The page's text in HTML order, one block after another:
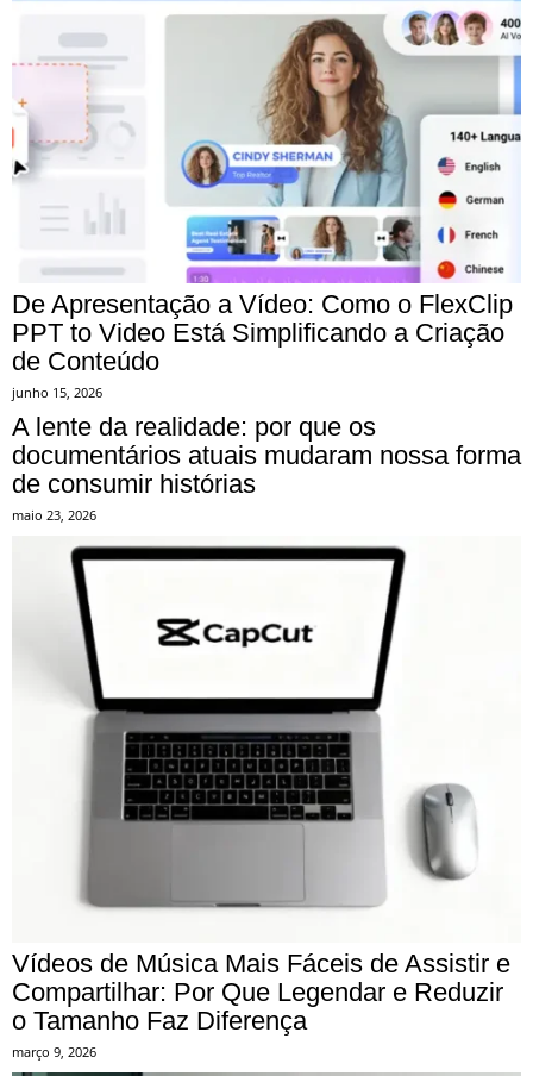
De Apresentação a Vídeo: Como o FlexClip
PPT to Video Está Simplificando a Criação
de Conteúdo
junho 15, 2026
A lente da realidade: por que os
documentários atuais mudaram nossa forma
de consumir histórias
maio 23, 2026
Vídeos de Música Mais Fáceis de Assistir e
Compartilhar: Por Que Legendar e Reduzir
o Tamanho Faz Diferença
março 9, 2026